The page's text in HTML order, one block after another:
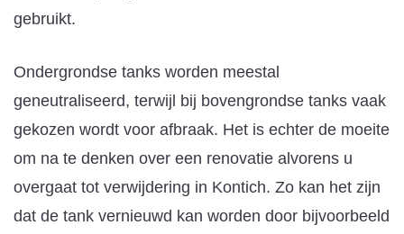
gebruikt.
Ondergrondse tanks worden meestal
geneutraliseerd, terwijl bij bovengrondse tanks vaak
gekozen wordt voor afbraak. Het is echter de moeite
om na te denken over een renovatie alvorens u
overgaat tot verwijdering in Kontich. Zo kan het zijn
dat de tank vernieuwd kan worden door bijvoorbeeld